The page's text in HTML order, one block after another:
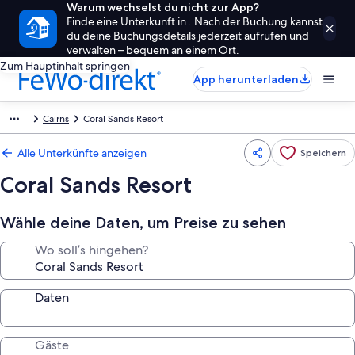
Warum wechselst du nicht zur App?
Finde eine Unterkunft in . Nach der Buchung kannst
du deine Buchungsdetails jederzeit aufrufen und
verwalten – bequem an einem Ort.
Zum Hauptinhalt springen
App herunterladen
Cairns Coral Sands Resort
Alle Unterkünfte anzeigen Speichern
Coral Sands Resort
Wähle deine Daten, um Preise zu sehen
Wo soll’s hingehen?
Daten
Gäste